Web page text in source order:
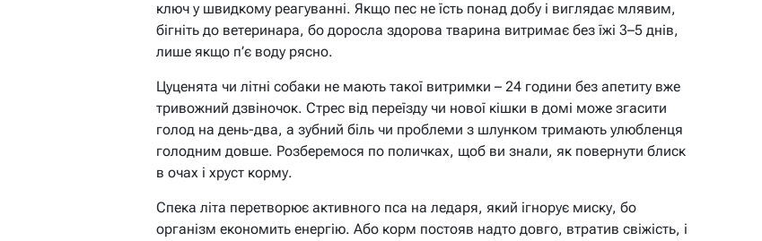
ключ у швидкому реагуванні. Якщо пес не їсть понад добу і виглядає млявим,
бігніть до ветеринара, бо доросла здорова тварина витримає без їжі 3–5 днів,
лише якщо п’є воду рясно.
Цуценята чи літні собаки не мають такої витримки – 24 години без апетиту вже
тривожний дзвіночок. Стрес від переїзду чи нової кішки в домі може згасити
голод на день-два, а зубний біль чи проблеми з шлунком тримають улюбленця
голодним довше. Розберемося по поличках, щоб ви знали, як повернути блиск
в очах і хруст корму.
Спека літа перетворює активного пса на ледаря, який ігнорує миску, бо
організм економить енергію. Або корм постояв надто довго, втратив свіжість, і